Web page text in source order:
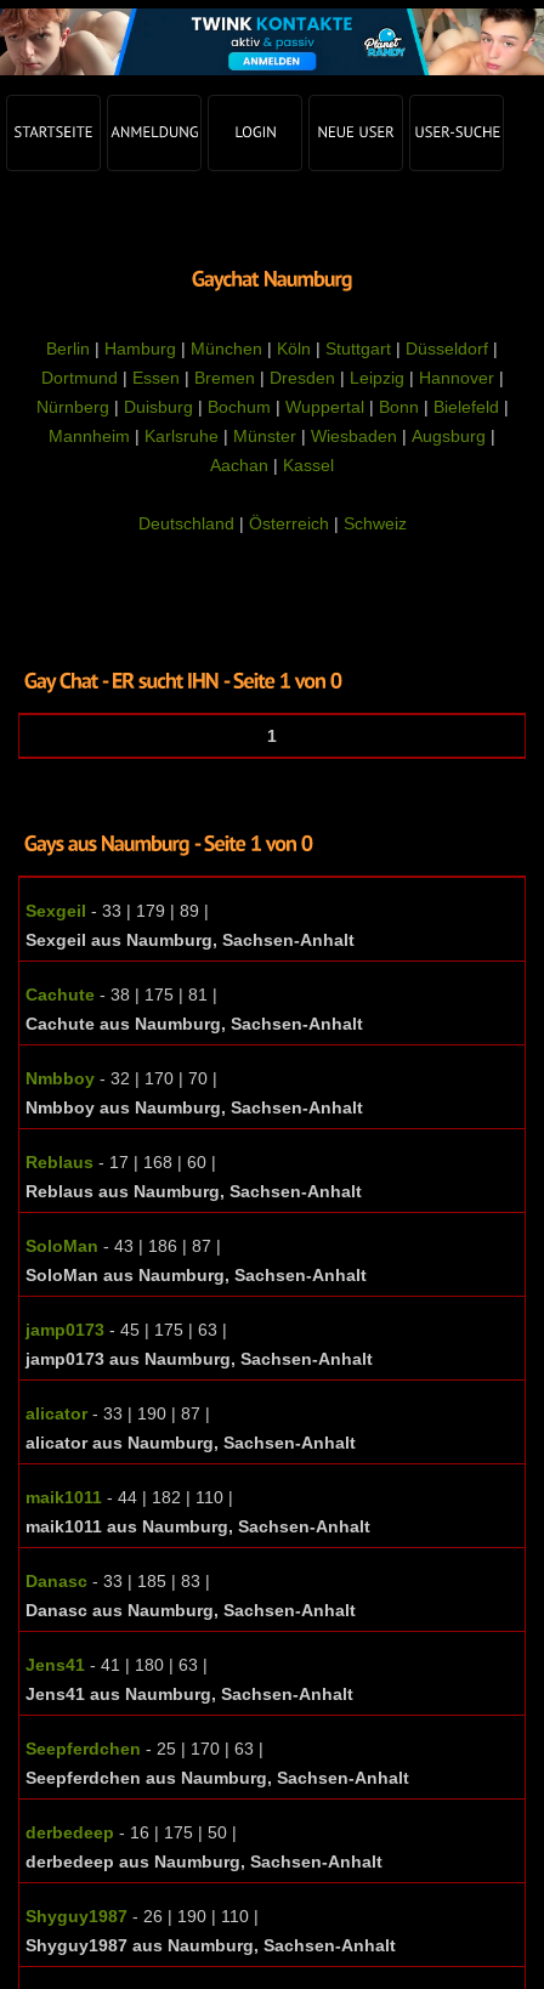
Berlin | Hamburg | München | Köln | Stuttgart | Düsseldorf |
Dortmund | Essen | Bremen | Dresden | Leipzig | Hannover|
Nürnberg | Duisburg | Bochum | Wuppertal | Bonn | Bielefeld |
Mannheim | Karlsruhe | Münster | Wiesbaden | Augsburg |
Aachan | Kassel
Deutschland | Österreich | Schweiz
1
Sexgeil - 33 | 179 | 89 |
Sexgeil aus Naumburg, Sachsen-Anhalt
Cachute - 38 | 175 | 81 |
Cachute aus Naumburg, Sachsen-Anhalt
Nmbboy - 32 | 170 | 70 |
Nmbboy aus Naumburg, Sachsen-Anhalt
Reblaus - 17 | 168 | 60 |
Reblaus aus Naumburg, Sachsen-Anhalt
SoloMan - 43 | 186 | 87 |
SoloMan aus Naumburg, Sachsen-Anhalt
jamp0173 - 45 | 175 | 63 |
jamp0173 aus Naumburg, Sachsen-Anhalt
alicator- 33 | 190 | 87 |
alicator aus Naumburg, Sachsen-Anhalt
maik1011 - 44 | 182 | 110 |
maik1011 aus Naumburg, Sachsen-Anhalt
Danasc - 33 | 185 | 83 |
Danasc aus Naumburg, Sachsen-Anhalt
Jens41 - 41 | 180 | 63 |
Jens41 aus Naumburg, Sachsen-Anhalt
Seepferdchen - 25 | 170 | 63 |
Seepferdchen aus Naumburg, Sachsen-Anhalt
derbedeep - 16 | 175 | 50 |
derbedeep aus Naumburg, Sachsen-Anhalt
Shyguy1987 - 26 | 190 | 110 |
Shyguy1987 aus Naumburg, Sachsen-Anhalt